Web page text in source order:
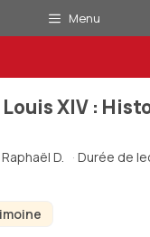
Menu
Louis XIV :
Raphaël D. · Durée de